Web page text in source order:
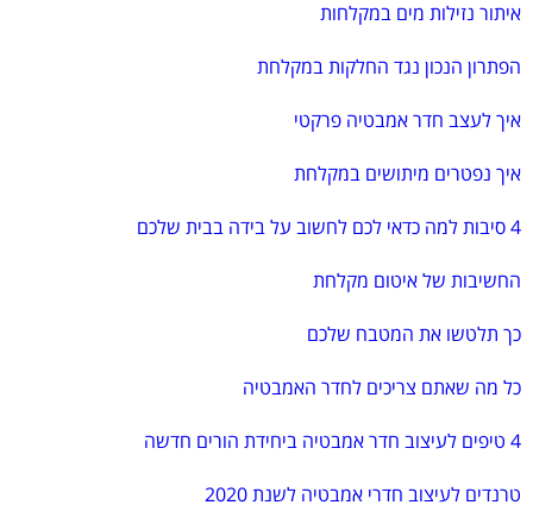
איתור נזילות מים במקלחות
הפתרון הנכון נגד החלקות במקלחת
איך לעצב חדר אמבטיה פרקטי
איך נפטרים מיתושים במקלחת
4 סיבות למה כדאי לכם לחשוב על בידה בבית שלכם
החשיבות של איטום מקלחת
כך תלטשו את המטבח שלכם
כל מה שאתם צריכים לחדר האמבטיה
4 טיפים לעיצוב חדר אמבטיה ביחידת הורים חדשה
טרנדים לעיצוב חדרי אמבטיה לשנת 2020